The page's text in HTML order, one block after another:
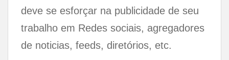
deve se esforçar na publicidade de seu
trabalho em Redes sociais, agregadores
de noticias, feeds, diretórios, etc.